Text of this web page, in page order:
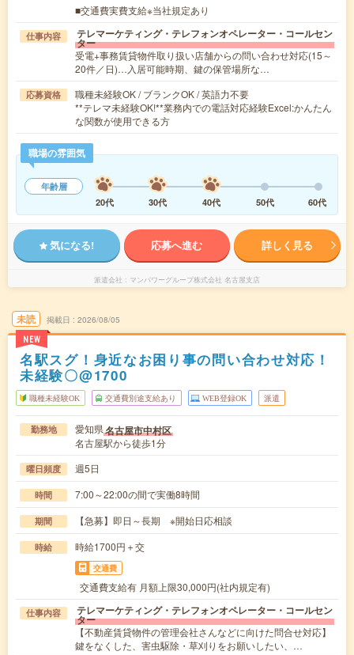
■交通費実費支給※当社規定あり
仕事内容 テレマーケティング・テレフォンオペレーター・コールセン
ター
受電+事務賃貸物件取り扱い店舗からの問い合わせ対応(15～
20件／日)…入居可能時期、鍵の保管場所な…
応募資格
職種未経験OK / ブランクOK / 英語力不要
**テレマ未経験OK!**業務内での電話対応経験Excel:かんたん
な関数が使用できる方
職場の雰囲気
年齢層
20代
30代 40代 50代 60代
気になる! 応募へ進む 詳しく見る
派遣会社 マンパワーグループ株式会社 名古屋支店
未読
NEW
掲載日 2026/08/05
名駅スグ！身近なお困り事の問い合わせ対応！
未経験〇@1700
職種未経験OK 交通費別途支給あり WEB登録OK 派遣
勤務地 愛知県名古屋市中村区
名古屋駅から徒歩1分
曜日頻度 週5日
時間 7:00～22:00の間で実働8時間
期間 【急募】即日～長期 ※開始日応相談
時給 時給1700円＋交
交通費
交通費支給有 月額上限30,000円(社内規定有)
仕事内容 テレマーケティング・テレフォンオペレーター・コールセン
ター
【不動産賃貸物件の管理会社さんなどに向けた問合せ対応】
鍵をなくした、害虫駆除・草刈りをお願いしたい、…